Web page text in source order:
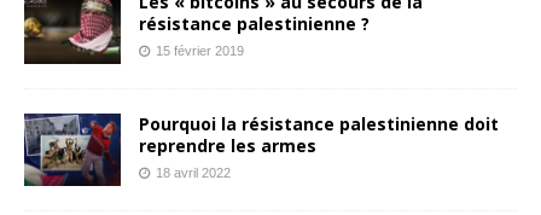
résistance palestinienne ?
15 février 2019
Pourquoi la résistance palestinienne doit
reprendre les armes
18 avril 2022